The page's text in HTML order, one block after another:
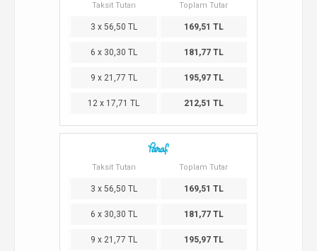
Taksit Tutarı Toplam Tutar
3 x 56,50 TL 169,51 TL
6 x 30,30 TL 181,77 TL
9 x 21,77 TL 195,97 TL
12 x 17,71 TL 212,51 TL
Taksit Tutarı Toplam Tutar
3 x 56,50 TL 169,51 TL
6 x 30,30 TL 181,77 TL
9 x 21,77 TL 195,97 TL